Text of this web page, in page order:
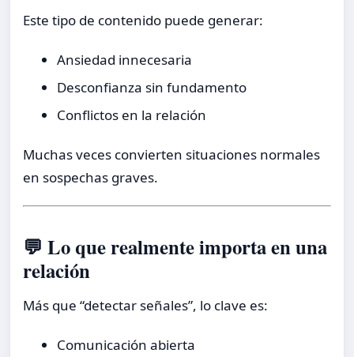
Este tipo de contenido puede generar:
Ansiedad innecesaria
Desconfianza sin fundamento
Conflictos en la relación
Muchas veces convierten situaciones normales
en sospechas graves.
💬 Lo que realmente importa en una
relación
Más que “detectar señales”, lo clave es:
Comunicación abierta